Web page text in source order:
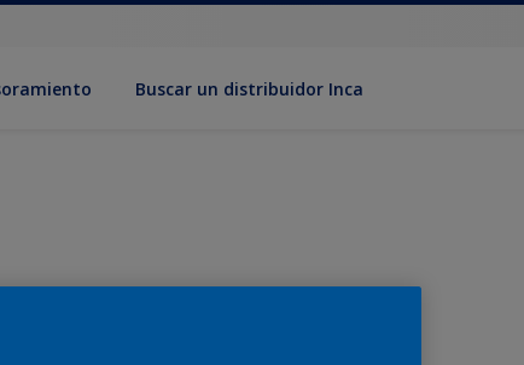
Buscar un distribuidor Inca